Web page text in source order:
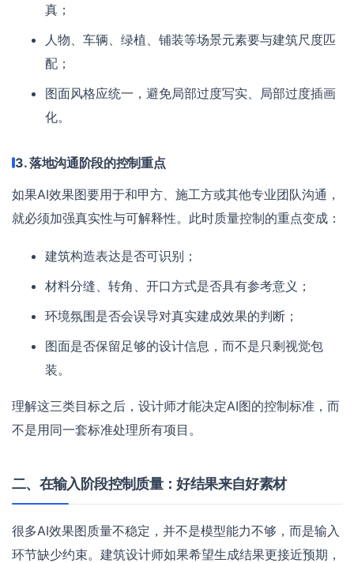
真；
人物、车辆、绿植、铺装等场景元素要与建筑尺度匹
配；
图面风格应统一，避免局部过度写实、局部过度插画
化。
3. 落地沟通阶段的控制重点
如果AI效果图要用于和甲方、施工方或其他专业团队沟通，
就必须加强真实性与可解释性。此时质量控制的重点变成：
建筑构造表达是否可识别；
材料分缝、转角、开口方式是否具有参考意义；
环境氛围是否会误导对真实建成效果的判断；
图面是否保留足够的设计信息，而不是只剩视觉包
装。
理解这三类目标之后，设计师才能决定AI图的控制标准，而
不是用同一套标准处理所有项目。
二、在输入阶段控制质量：好结果来自好素材
很多AI效果图质量不稳定，并不是模型能力不够，而是输入
环节缺少约束。建筑设计师如果希望生成结果更接近预期，